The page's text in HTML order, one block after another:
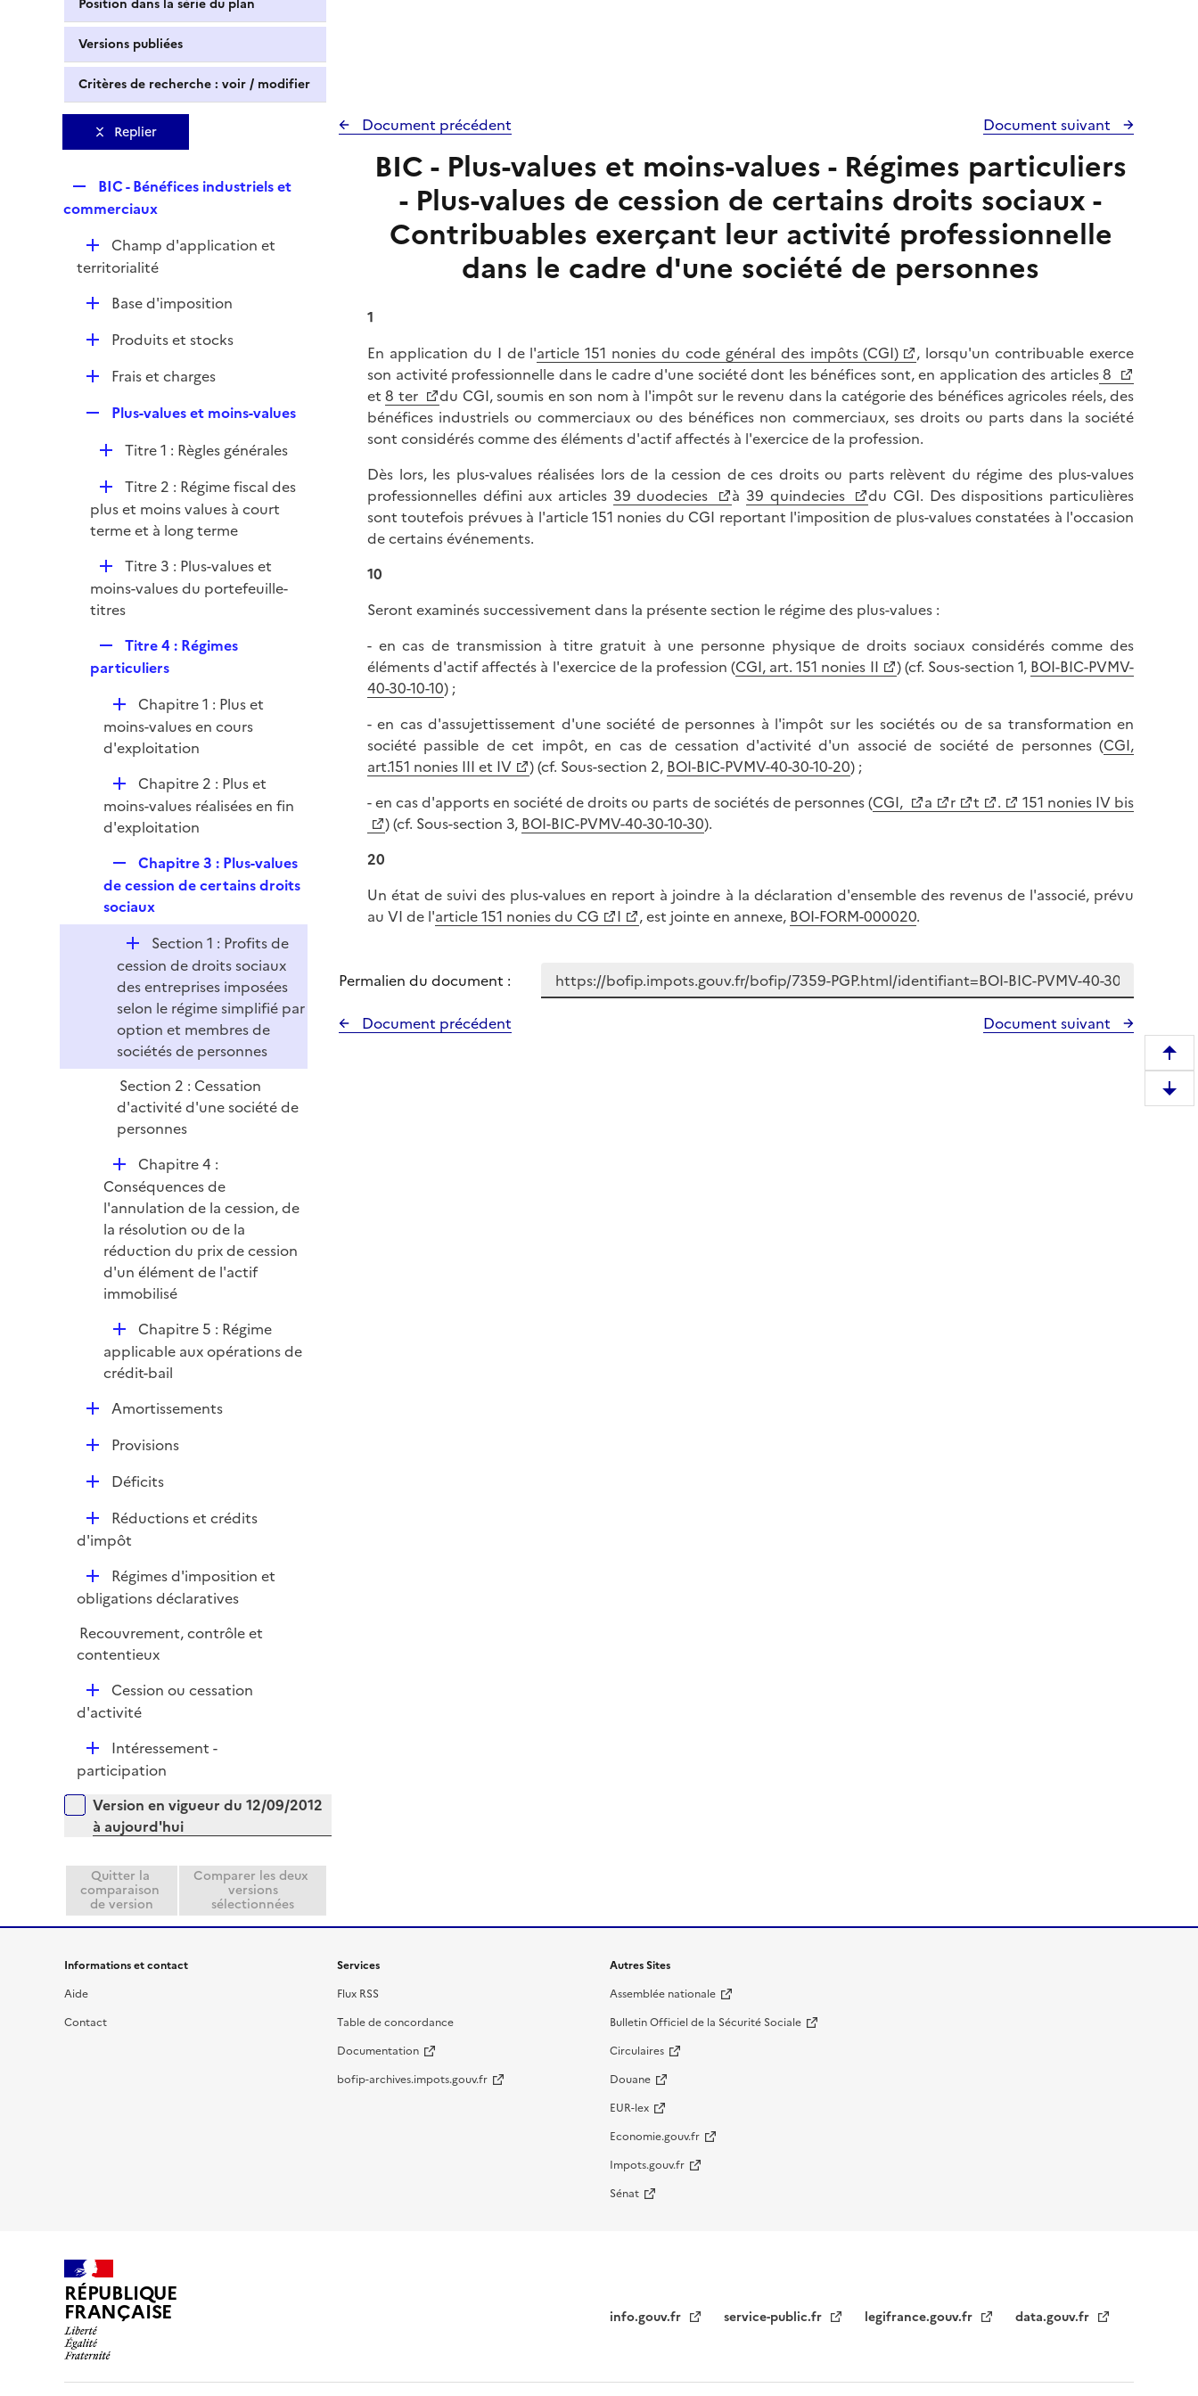
Position dans la série du plan
Versions publiées
Critères de recherche : voir / modifier
Replier
e
l
i
e
r
BIC - Bénéfices industriels et
commerciaux
D
é
Champ d'application et
territorialité
DBase d'imposition
D
e
Produits et stocks
D
l
i
e
r
Frais et charges
p
l
i
e
r
Plus-values et moins-values
D
l
i
Titre 1 : Règles générales
D
é
p
e
r
Titre 2 : Régime fiscal des
plus et moins values à court
terme et à long terme
D
é
p
e
r
Titre 3 : Plus-values et
moins-values du portefeuille-
titres
e
l
i
e
r
Titre 4 : Régimes
particuliers
D
é
p
e
r
Chapitre 1 : Plus et
moins-values en cours
d'exploitation
D
é
p
e
r
Chapitre 2 : Plus et
moins-values réalisées en fin
d'exploitation
e
p
l
i
e
r
Chapitre 3 : Plus-values
de cession de certains droits
sociaux
D
é
p
l
i
e
r
Section 1 : Profits de
cession de droits sociaux
des entreprises imposées
selon le régime simplifié par
option et membres de
sociétés de personnes
Section 2 : Cessation
d'activité d'une société de
personnes
D
é
p
l
i
e
r
Chapitre 4 :
Conséquences de
l'annulation de la cession, de
la résolution ou de la
réduction du prix de cession
d'un élément de l'actif
immobilisé
D
é
p
i
r
Chapitre 5 : Régime
applicable aux opérations de
crédit-bail
D
r
Amortissements
D
e
Provisions
D
l
r
Déficits
D
é
i
r
Réductions et crédits
d'impôt
D
é
l
i
Régimes d'imposition et
obligations déclaratives
Recouvrement, contrôle et
contentieux
D
é
i
e
r
Cession ou cessation
d'activité
D
é
l
i
r
Intéressement -
participation
Versions sur la période
Version en vigueur du 12/09/2012
à aujourd'hui
Quitter la
comparaison
de version
Comparer les deux
versions
sélectionnées
Document précédent Document suivant
BIC - Plus-values et moins-values - Régimes particuliers
- Plus-values de cession de certains droits sociaux -
Contribuables exerçant leur activité professionnelle
dans le cadre d'une société de personnes
1
En application du I de l'article 151 nonies du code général des impôts (CGI)
, lorsqu'un contribuable exerce
son activité professionnelle dans le cadre d'une société dont les bénéfices sont, en application des articles8
et8 ter
du CGI, soumis en son nom à l'impôt sur le revenu dans la catégorie des bénéfices agricoles réels, des
bénéfices industriels ou commerciaux ou des bénéfices non commerciaux, ses droits ou parts dans la société
sont considérés comme des éléments d'actif affectés à l'exercice de la profession.
Dès lors, les plus-values réalisées lors de la cession de ces droits ou parts relèvent du régime des plus-values
professionnelles défini aux articles 39 duodecies à 39 quindecies
du CGI. Des dispositions particulières
sont toutefois prévues à l'article 151 nonies du CGI reportant l'imposition de plus-values constatées à l'occasion
de certains événements.
10
Seront examinés successivement dans la présente section le régime des plus-values :
- en cas de transmission à titre gratuit à une personne physique de droits sociaux considérés comme des
éléments d'actif affectés à l'exercice de la profession (CGI, art. 151 nonies II ) (cf. Sous-section 1, BOI-BIC-PVMV-
40-30-10-10) ;
- en cas d'assujettissement d'une société de personnes à l'impôt sur les sociétés ou de sa transformation en
société passible de cet impôt, en cas de cessation d'activité d'un associé de société de personnes (CGI,
art.151 nonies III et IV
) (cf. Sous-section 2, BOI-BIC-PVMV-40-30-10-20) ;
- en cas d'apports en société de droits ou parts de sociétés de personnes (CGI, a r t .
151 nonies IV bis
) (cf. Sous-section 3, BOI-BIC-PVMV-40-30-10-30).
20
Un état de suivi des plus-values en report à joindre à la déclaration d'ensemble des revenus de l'associé, prévu
au VI de l'article 151 nonies du CG I , est jointe en annexe, BOI-FORM-000020.
Permalien du document :
Document précédent
Document suivant
e
m
D
Informations et contact
Aide
Contact
Services
Flux RSS
Table de concordance
Documentation
bofip-archives.impots.gouv.fr
Autres Sites
Assemblée nationale
Bulletin Officiel de la Sécurité Sociale
Circulaires
Douane
EUR-lex
Economie.gouv.fr
Impots.gouv.fr
Sénat
RÉPUBLIQUE
FRANÇAISE info.gouv.fr service-public.fr legifrance.gouv.fr data.gouv.fr